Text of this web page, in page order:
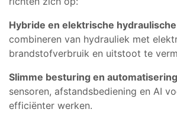
Hybride en elektrische
combineren van hydrauliek met
brandstofverbruik en uitstoot te
Slimme besturing en
sensoren, afstandsbediening en AI
efficiënter werken.